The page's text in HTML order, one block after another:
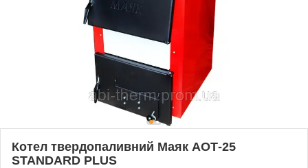
Котел твердопаливний Маяк АОТ-25
STANDARD PLUS